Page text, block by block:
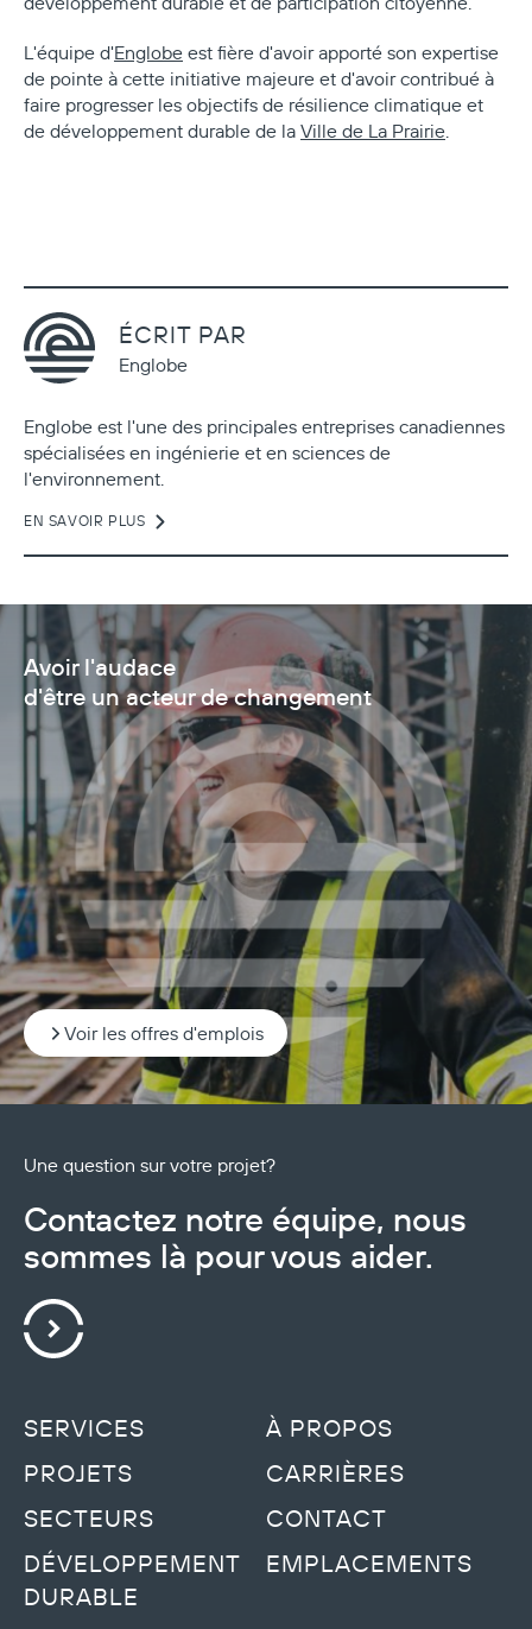
L'équipe d'Englobe est fière d'avoir apporté son expertise
de pointe à cette initiative majeure et d'avoir contribué à
faire progresser les objectifs de résilience climatique et
de développement durable de la Ville de La Prairie
ÉCRIT PAR
Englobe
Englobe est l'une des principales entreprises canadiennes
spécialisées en ingénierie et en sciences de
l'environnement.
EN SAVOIR PLUS
Avoir l'audace
d'être un acteur de changement
Voir les offres d'emplois
Une question sur votre projet?
Contactez notre équipe, nous
sommes là pour vous aider.
SERVICES
À PROPOS
PROJETS
CARRIÈRES
SECTEURS
CONTACT
DÉVELOPPEMENT
DURABLE
EMPLACEMENTS